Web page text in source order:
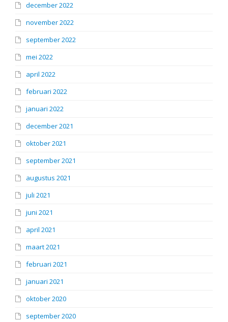
december 2022
november 2022
september 2022
mei 2022
april 2022
februari 2022
januari 2022
december 2021
oktober 2021
september 2021
augustus 2021
juli 2021
juni 2021
april 2021
maart 2021
februari 2021
januari 2021
oktober 2020
september 2020